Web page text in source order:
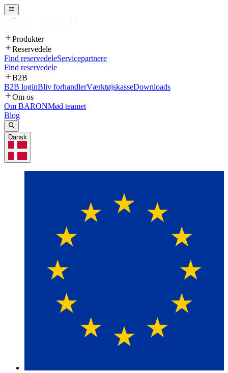
Produkter
Reservedele
Find reservedeleServicepartnere
Find reservedele
B2B
B2B loginBliv forhandlerVærktøjskasseDownloads
Om os
Om BARONMød teamet
Blog
Dansk